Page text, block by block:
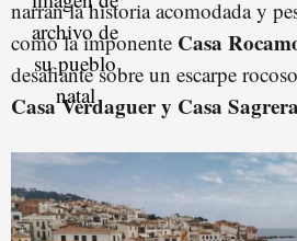
narran la historia acomodada y
como la imponente Casa
desafiante sobre un escarpe
Casa Verdaguer y Casa